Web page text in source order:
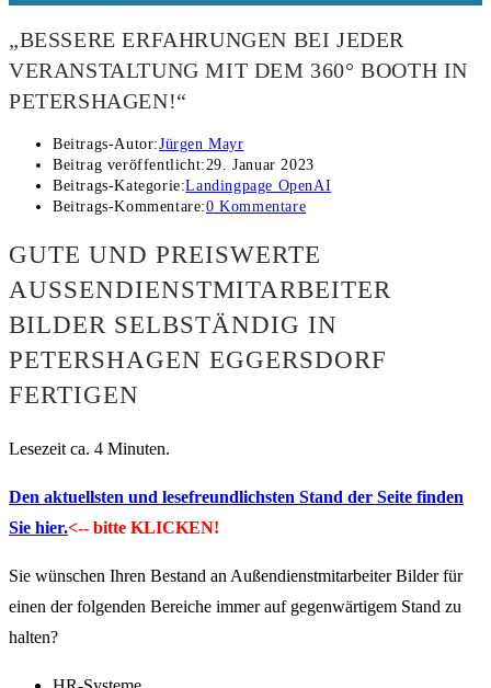
„BESSERE ERFAHRUNGEN BEI JEDER
VERANSTALTUNG MIT DEM 360° BOOTH IN
PETERSHAGEN!“
Beitrags-Autor:Jürgen Mayr
Beitrag veröffentlicht:29. Januar 2023
Beitrags-Kategorie:Landingpage OpenAI
Beitrags-Kommentare:0 Kommentare
GUTE UND PREISWERTE
AUSSENDIENSTMITARBEITER B
ILDER SELBSTÄNDIG IN P
ETERSHAGEN EGGERSDORF F
ERTIGEN
Lesezeit ca. 4 Minuten.
Den aktuellsten und lesefreundlichsten Stand der Seite finden
Sie hier.<-- bitte KLICKEN!
Sie wünschen Ihren Bestand an Außendienstmitarbeiter Bilder für
einen der folgenden Bereiche immer auf gegenwärtigem Stand zu
halten?